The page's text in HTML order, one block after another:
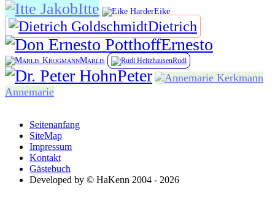
Itte Eike
Dietrich
Ernesto
Marlis Rudi
Peter
Annemarie
Seitenanfang
SiteMap
Impressum
Kontakt
Gästebuch
Developed by © HaKenn 2004 - 2026